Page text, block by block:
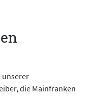
unserer
die Mainfranken